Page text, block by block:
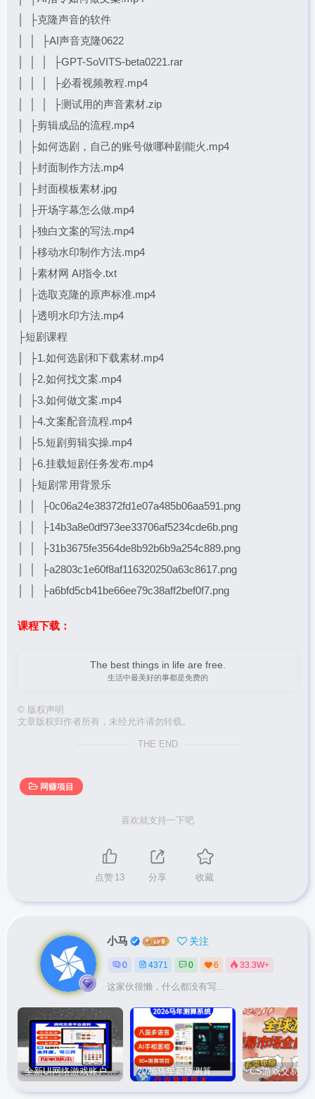
│ ├克隆声音的软件
│ │ ├AI声音克隆0622
│ │ │ ├GPT-SoVITS-beta0221.rar
│ │ │ ├必看视频教程.mp4
│ │ │ ├测试用的声音素材.zip
│ ├剪辑成品的流程.mp4
│ ├如何选剧，自己的账号做哪种剧能火.mp4
│ ├封面制作方法.mp4
│ ├封面模板素材.jpg
│ ├开场字幕怎么做.mp4
│ ├独白文案的写法.mp4
│ ├移动水印制作方法.mp4
│ ├素材网 AI指令.txt
│ ├选取克隆的原声标准.mp4
│ ├透明水印方法.mp4
├短剧课程
│ ├1.如何选剧和下载素材.mp4
│ ├2.如何找文案.mp4
│ ├3.如何做文案.mp4
│ ├4.文案配音流程.mp4
│ ├5.短剧剪辑实操.mp4
│ ├6.挂载短剧任务发布.mp4
│ ├短剧常用背景乐
│ │ ├0c06a24e38372fd1e07a485b06aa591.png
│ │ ├14b3a8e0df973ee33706af5234cde6b.png
│ │ ├31b3675fe3564de8b92b6b9a254c889.png
│ │ ├a2803c1e60f8af116320250a63c8617.png
│ │ ├a6bfd5cb41be66ee79c38aff2bef0f7.png
课程下载：
The best things in life are free.
生活中最美好的事都是免费的
© 版权声明
文章版权归作者所有，未经允许请勿转载。
THE END
网赚项目
喜欢就支持一下吧
点赞 13 分享 收藏
小马 关注
0 4371 0 6 33.3W+
这家伙很懒，什么都没有写...
全新UI网络游戏账户交易平台系统 全开源版本 2026马年新版测算系统源码